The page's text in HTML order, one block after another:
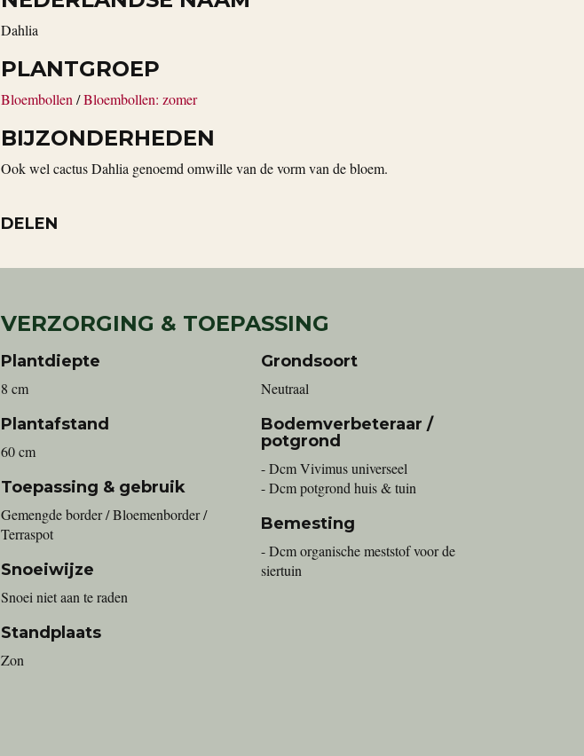
Dahlia
PLANTGROEP
Bloembollen /Bloembollen: zomer
BIJZONDERHEDEN
Ook wel cactus Dahlia genoemd omwille van de vorm van de bloem.
DELEN
VERZORGING & TOEPASSING
Plantdiepte
8 cm
Plantafstand
60 cm
Toepassing & gebruik
Gemengde border / Bloemenborder /
Terraspot
Snoeiwijze
Snoei niet aan te raden
Standplaats
Zon
Grondsoort
Neutraal
Bodemverbeteraar /
potgrond
- Dcm Vivimus universeel
- Dcm potgrond huis & tuin
Bemesting
- Dcm organische meststof voor de
siertuin